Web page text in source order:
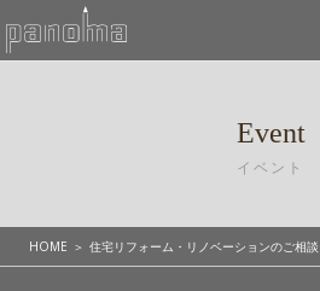
Event
イベント
HOME 住宅リフォーム・リノベーションのご相談